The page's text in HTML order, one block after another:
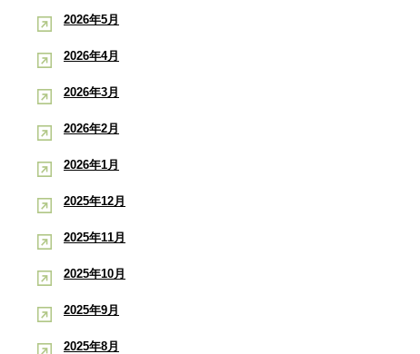
2026年5月
2026年4月
2026年3月
2026年2月
2026年1月
2025年12月
2025年11月
2025年10月
2025年9月
2025年8月